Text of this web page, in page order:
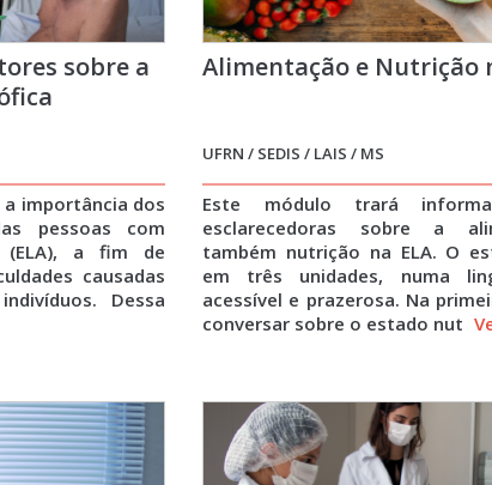
sobre a
importância dos
pessoas com
(ELA), a fim de
causadas
Dessa
Alimentação e Nutrição
UFRN / SEDIS / LAIS / MS
Este módulo trará
esclarecedoras sobre a
também nutrição na ELA. O
em três unidades, numa
acessível e prazerosa. Na
conversar sobre o estado nut